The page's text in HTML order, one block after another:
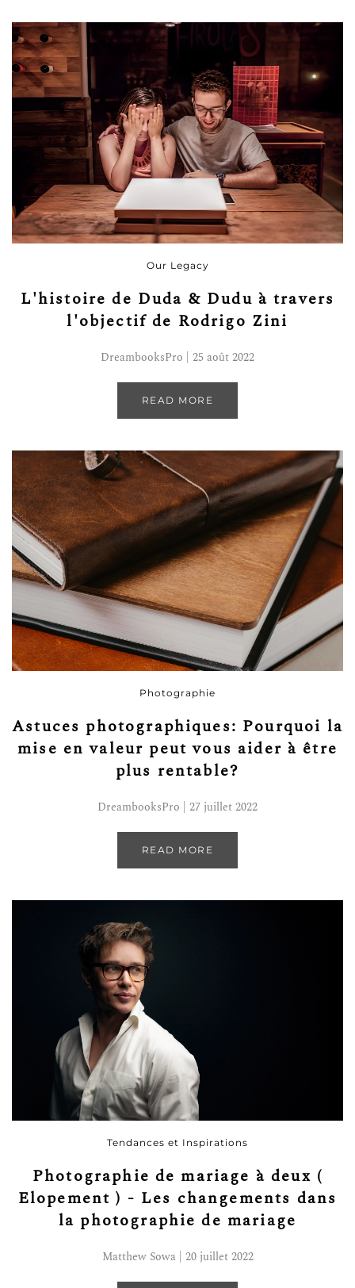
Our Legacy
L'histoire de Duda & Dudu à travers
l'objectif de Rodrigo Zini
DreambooksPro | 25 août 2022
READ MORE
Photographie
Astuces photographiques: Pourquoi la
mise en valeur peut vous aider à être
plus rentable?
DreambooksPro | 27 juillet 2022
READ MORE
Tendances et Inspirations
Photographie de mariage à deux (
Elopement ) - Les changements dans
la photographie de mariage
Matthew Sowa | 20 juillet 2022